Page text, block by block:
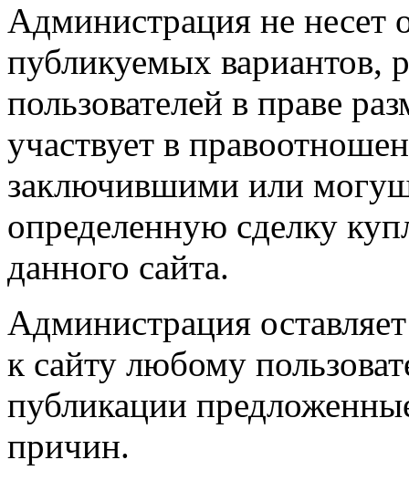
Администрация не несет
публикуемых вариантов,
пользователей в праве
участвует в
заключившими или
определенную сделку
данного сайта.
Администрация
к сайту любому
публикации
причин.